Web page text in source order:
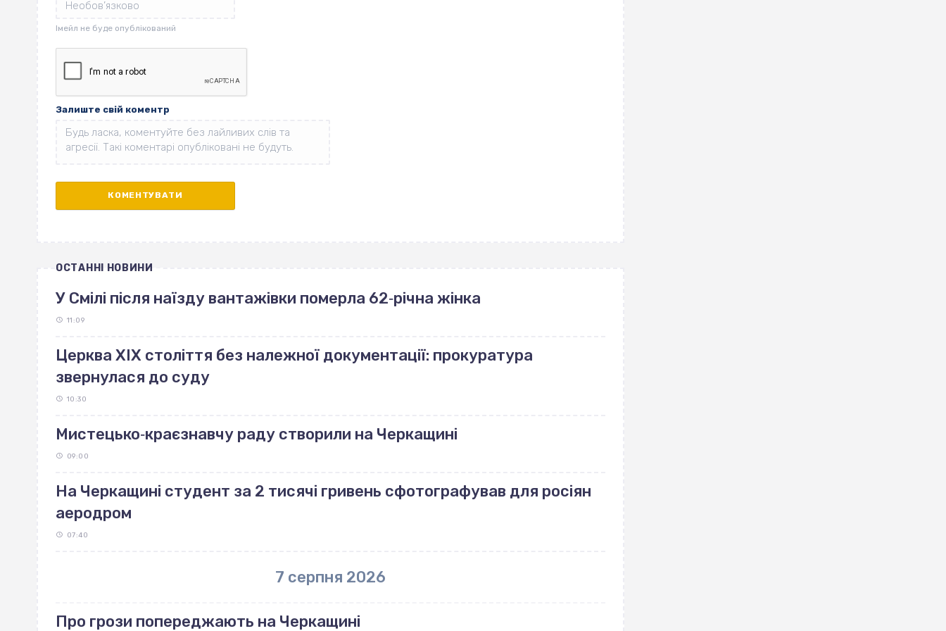
Залиште свій коментр
ОСТАННІ НОВИНИ
У Смілі після наїзду вантажівки померла 62‐річна жінка
11:09
Церква ХІХ століття без належної документації: прокуратура
звернулася до суду
10:30
Мистецько‐краєзнавчу раду створили на Черкащині
09:00
На Черкащині студент за 2 тисячі гривень сфотографував для росіян
аеродром
07:40
7 серпня 2026
Про грози попереджають на Черкащині